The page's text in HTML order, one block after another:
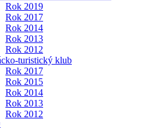
Rok 2019
Rok 2017
Rok 2014
Rok 2013
Rok 2012
turistický klub
Rok 2017
Rok 2015
Rok 2014
Rok 2013
Rok 2012